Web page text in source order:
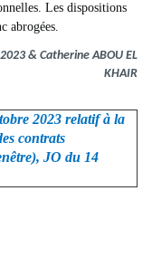
Les dispositions
abrogées.
& Catherine ABOU EL
KHAIR
2023 relatif à la
contrats
, JO du 14